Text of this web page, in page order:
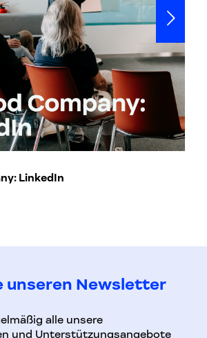
LinkedIn
unseren Newsletter
alle unsere
und Unterstützungsangebote